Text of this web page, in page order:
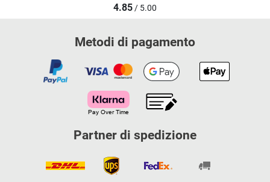
4.85/ 5.00
Metodi di pagamento
Partner di spedizione